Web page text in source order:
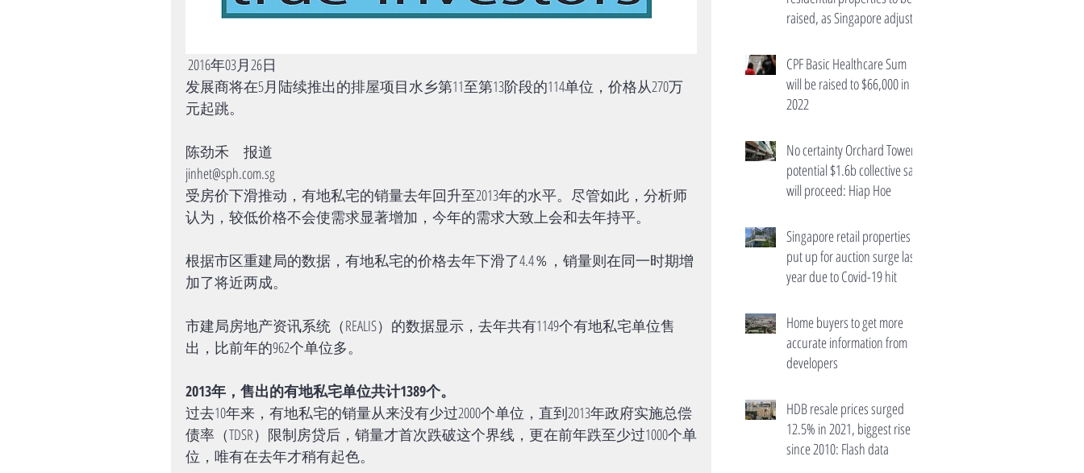
2016年03月26日
发展商将在5月陆续推出的排屋项目水乡第11至第13阶段的114单位，价格从270万
元起跳。
陈劲禾　报道
jinhet@sph.com.sg
受房价下滑推动，有地私宅的销量去年回升至2013年的水平。尽管如此，分析师
认为，较低价格不会使需求显著增加，今年的需求大致上会和去年持平。
根据市区重建局的数据，有地私宅的价格去年下滑了4.4％，销量则在同一时期增
加了将近两成。
市建局房地产资讯系统（REALIS）的数据显示，去年共有1149个有地私宅单位售
出，比前年的962个单位多。
2013年，售出的有地私宅单位共计1389个。
过去10年来，有地私宅的销量从来没有少过2000个单位，直到2013年政府实施总偿
债率（TDSR）限制房贷后，销量才首次跌破这个界线，更在前年跌至少过1000个单
位，唯有在去年才稍有起色。
raised, as Singapore adjusts
CPF Basic Healthcare Sum
will be raised to $66,000 in
2022
No certainty Orchard Towers'
potential $1.6b collective sale
will proceed: Hiap Hoe
Singapore retail properties
put up for auction surge last
year due to Covid-19 hit
Home buyers to get more
accurate information from
developers
HDB resale prices surged
12.5% in 2021, biggest rise
since 2010: Flash data